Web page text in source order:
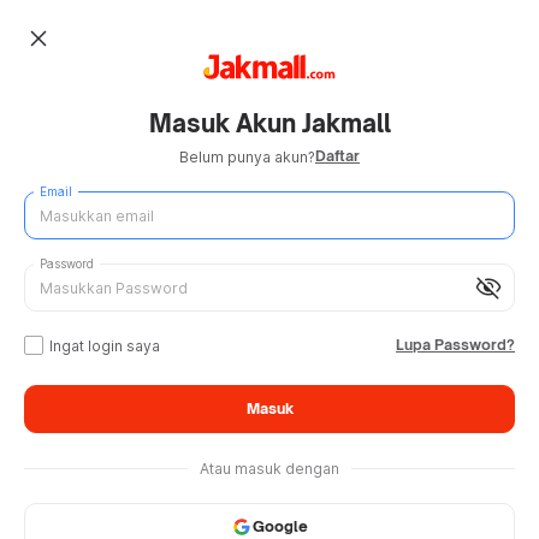
close
Masuk Akun Jakmall
Belum punya akun?Daftar
Email
visibility_off
Password
Ingat login saya Lupa Password?
Masuk
Atau masuk dengan
Google